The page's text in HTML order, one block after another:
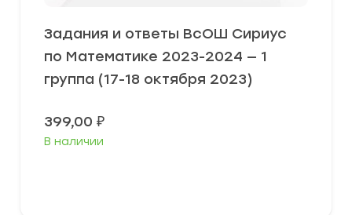
Задания и ответы ВсОШ Сириус
по Математике 2023-2024 — 1
группа (17-18 октября 2023)
399,00 ₽
В наличии